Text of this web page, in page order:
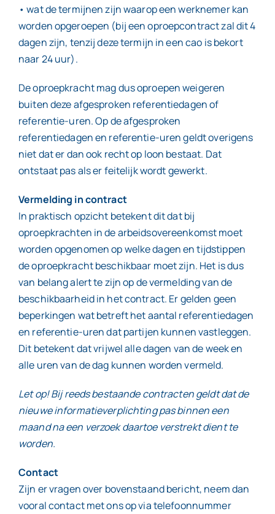
• wat de termijnen zijn waarop een werknemer kan
worden opgeroepen (bij een oproepcontract zal dit 4
dagen zijn, tenzij deze termijn in een cao is bekort
naar 24 uur).
De oproepkracht mag dus oproepen weigeren
buiten deze afgesproken referentiedagen of
referentie-uren. Op de afgesproken
referentiedagen en referentie-uren geldt overigens
niet dat er dan ook recht op loon bestaat. Dat
ontstaat pas als er feitelijk wordt gewerkt.
Vermelding in contract
In praktisch opzicht betekent dit dat bij
oproepkrachten in de arbeidsovereenkomst moet
worden opgenomen op welke dagen en tijdstippen
de oproepkracht beschikbaar moet zijn. Het is dus
van belang alert te zijn op de vermelding van de
beschikbaarheid in het contract. Er gelden geen
beperkingen wat betreft het aantal referentiedagen
en referentie-uren dat partijen kunnen vastleggen.
Dit betekent dat vrijwel alle dagen van de week en
alle uren van de dag kunnen worden vermeld.
Let op! Bij reeds bestaande contracten geldt dat de
nieuwe informatieverplichting pas binnen een
maand na een verzoek daartoe verstrekt dient te
worden.
Contact
Zijn er vragen over bovenstaand bericht, neem dan
vooral contact met ons op via telefoonnummer